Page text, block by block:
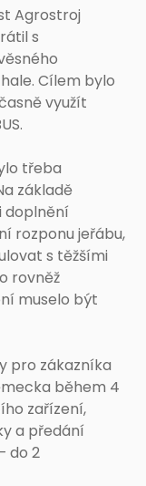
Agrostroj
s
Cílem bylo
využít
třeba
základě
doplnění
rozponu jeřábu,
s těžšími
rovněž
muselo být
pro zákazníka
během 4
zařízení,
a předání
do 2